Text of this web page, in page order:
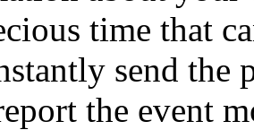
time that
send
the event